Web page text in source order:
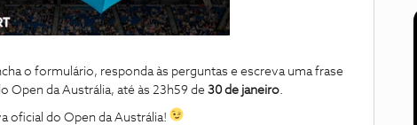
o formulário, responda às perguntas e escreva uma frase
Open da Austrália, até às 23h59 de 30 de janeiro.
oficial do Open da Austrália!